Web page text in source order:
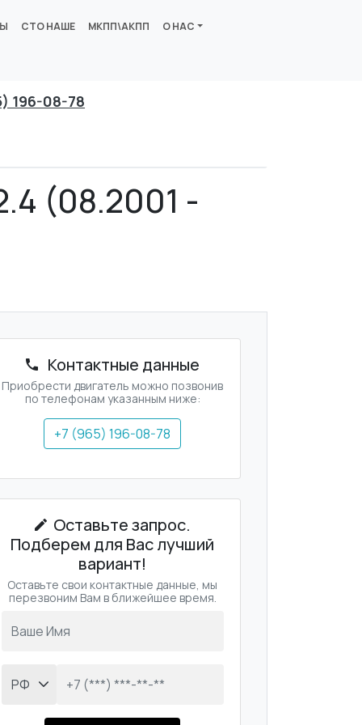
СТО НАШЕ МКПП\АКПП
О НАС
196-08-78
(08.2001 -
Контактные данные
Приобрести двигатель можно позвонив
по телефонам указанным ниже:
+7 (965) 196-08-78
Оставьте запрос.
Подберем для Вас лучший
вариант!
Оставьте свои контактные данные, мы
перезвоним Вам в ближейшее время.